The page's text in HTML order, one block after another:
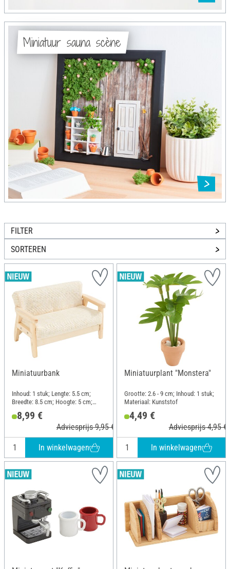
Miniatuur sauna scène
FILTER
SORTEREN
Miniatuurbank
Inhoud: 1 stuk; Lengte: 5.5 cm;
Breedte: 8.5 cm; Hoogte: 5 cm;
8,99 €
Adviesprijs 9,95 €
In winkelwagen
Miniatuurplant "Monstera"
Grootte: 2.6 - 9 cm; Inhoud: 1 stuk;
Materiaal: Kunststof
4,49 €
Adviesprijs 4,95 €
In winkelwagen